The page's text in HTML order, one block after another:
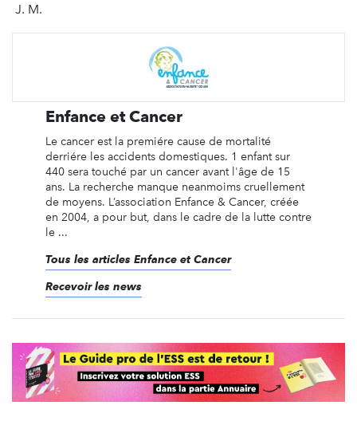
J. M.
Enfance et Cancer
Le cancer est la premiére cause de mortalité
derriére les accidents domestiques. 1 enfant sur
440 sera touché par un cancer avant l'âge de 15
ans. La recherche manque neanmoims cruellement
de moyens. L’association Enfance & Cancer, créée
en 2004, a pour but, dans le cadre de la lutte contre
le ...
Tous les articles Enfance et Cancer
Recevoir les news